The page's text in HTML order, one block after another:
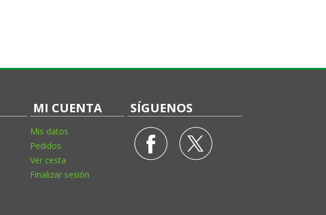
MI CUENTA
Mis datos
Pedidos
Ver cesta
Finalizar sesión
SÍGUENOS